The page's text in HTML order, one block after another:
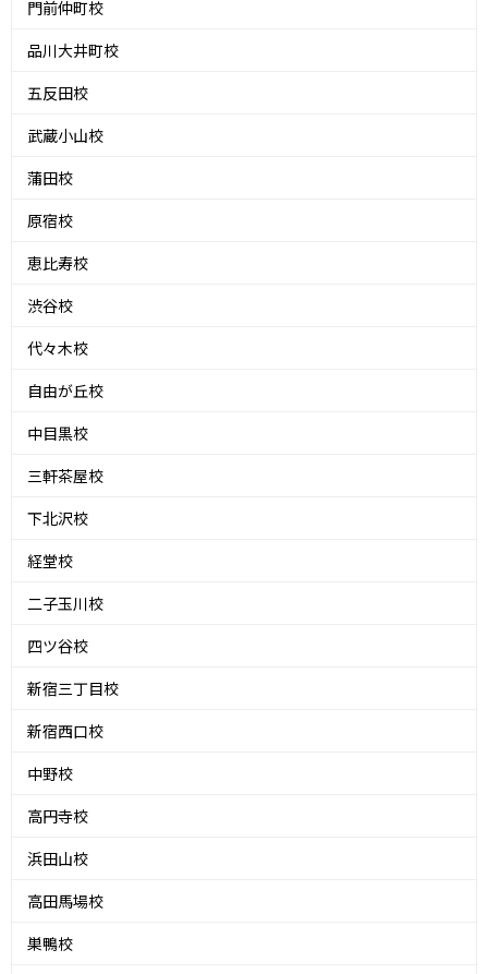
門前仲町校
品川大井町校
五反田校
武蔵小山校
蒲田校
原宿校
恵比寿校
渋谷校
代々木校
自由が丘校
中目黒校
三軒茶屋校
下北沢校
経堂校
二子玉川校
四ツ谷校
新宿三丁目校
新宿西口校
中野校
高円寺校
浜田山校
高田馬場校
巣鴨校